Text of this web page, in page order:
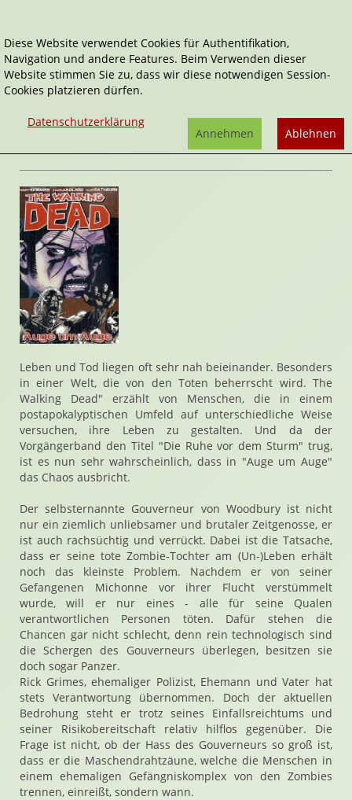
Home Comics Auge um Auge
The Walking Dead
Auge um Auge
Leben und Tod liegen oft sehr nah beieinander. Besonders
in einer Welt, die von den Toten beherrscht wird. The
Walking Dead" erzählt von Menschen, die in einem
postapokalyptischen Umfeld auf unterschiedliche Weise
versuchen, ihre Leben zu gestalten. Und da der
Vorgängerband den Titel "Die Ruhe vor dem Sturm" trug,
ist es nun sehr wahrscheinlich, dass in "Auge um Auge"
das Chaos ausbricht.
Der selbsternannte Gouverneur von Woodbury ist nicht
nur ein ziemlich unliebsamer und brutaler Zeitgenosse, er
ist auch rachsüchtig und verrückt. Dabei ist die Tatsache,
dass er seine tote Zombie-Tochter am (Un-)Leben erhält
noch das kleinste Problem. Nachdem er von seiner
Gefangenen Michonne vor ihrer Flucht verstümmelt
wurde, will er nur eines - alle für seine Qualen
verantwortlichen Personen töten. Dafür stehen die
Chancen gar nicht schlecht, denn rein technologisch sind
die Schergen des Gouverneurs überlegen, besitzen sie
doch sogar Panzer.
Rick Grimes, ehemaliger Polizist, Ehemann und Vater hat
stets Verantwortung übernommen. Doch der aktuellen
Bedrohung steht er trotz seines Einfallsreichtums und
seiner Risikobereitschaft relativ hilflos gegenüber. Die
Frage ist nicht, ob der Hass des Gouverneurs so groß ist,
dass er die Maschendrahtzäune, welche die Menschen in
einem ehemaligen Gefängniskomplex von den Zombies
trennen, einreißt, sondern wann.
Diese Website verwendet Cookies für Authentifikation,
Navigation und andere Features. Beim Verwenden dieser
Website stimmen Sie zu, dass wir diese notwendigen Session-
Cookies platzieren dürfen.
Datenschutzerklärung
Ablehnen
Annehmen